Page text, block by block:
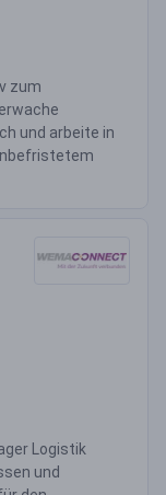
zum
und arbeite in
Logistik
und